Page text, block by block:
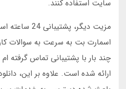
سایت استفاده کنند.
مزیت دیگر،
اسمارت بت به سرعت به سوالات
چند بار با پشتیبانی تماس گرفته
ارائه شده است. علاوه بر این،